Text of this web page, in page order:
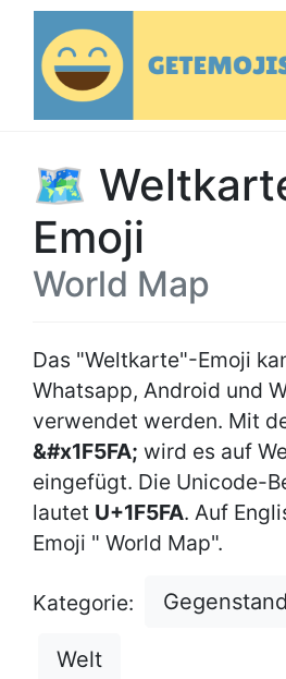
🗺
Emoji
World Map
Das "Weltkarte"-Emoji
Whatsapp, Android und
verwendet werden. Mit
&#x1F5FA; wird es auf
eingefügt. Die Unicode-
lautet U+1F5FA. Auf
Emoji " World Map".
Kategorie: Gegenstand
Welt